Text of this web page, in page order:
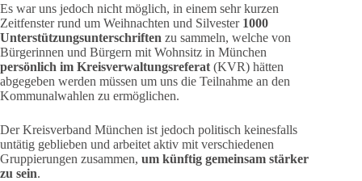
Es war uns jedoch nicht möglich, in einem sehr kurzen
Zeitfenster rund um Weihnachten und Silvester 1000
Unterstützungsunterschriften zu sammeln, welche von
Bürgerinnen und Bürgern mit Wohnsitz in München
persönlich im Kreisverwaltungsreferat (KVR) hätten
abgegeben werden müssen um uns die Teilnahme an den
Kommunalwahlen zu ermöglichen.
Der Kreisverband München ist jedoch politisch keinesfalls
untätig geblieben und arbeitet aktiv mit verschiedenen
Gruppierungen zusammen, um künftig gemeinsam stärker
zu sein.